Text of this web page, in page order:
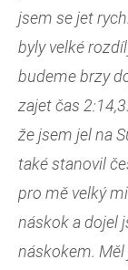
jsem se jet
byly velké
budeme brzy
zajet čas
že jsem jel na
také stanovil
pro mě velký
náskok a dojel
náskokem.